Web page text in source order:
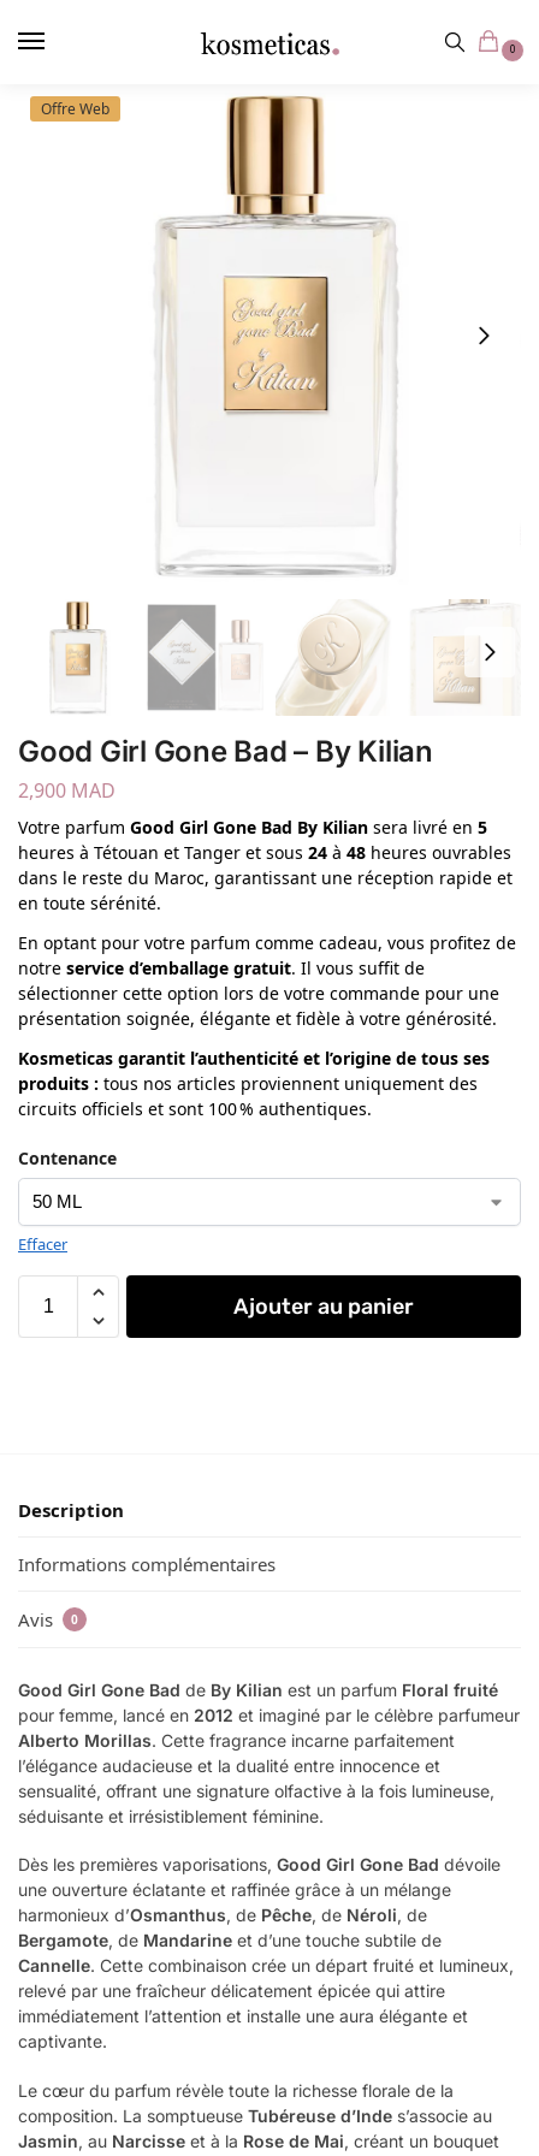
principal
0
Offre Web
Good Girl Gone Bad – By Kilian
2,900 MAD
Votre parfum Good Girl Gone Bad By Kilian sera livré en 5
heures à Tétouan et Tanger et sous 24 à 48 heures ouvrables
dans le reste du Maroc, garantissant une réception rapide et
en toute sérénité.
En optant pour votre parfum comme cadeau, vous profitez de
notre service d’emballage gratuit. Il vous suffit de
sélectionner cette option lors de votre commande pour une
présentation soignée, élégante et fidèle à votre générosité.
Kosmeticas garantit l’authenticité et l’origine de tous ses
produits : tous nos articles proviennent uniquement des
circuits officiels et sont 100 % authentiques.
Contenance
Effacer
Ajouter au panier
Description
Informations complémentaires
Avis 0
Good Girl Gone Bad de By Kilian est un parfum Floral fruité
pour femme, lancé en 2012 et imaginé par le célèbre parfumeur
Alberto Morillas. Cette fragrance incarne parfaitement
l’élégance audacieuse et la dualité entre innocence et
sensualité, offrant une signature olfactive à la fois lumineuse,
séduisante et irrésistiblement féminine.
Dès les premières vaporisations, Good Girl Gone Bad dévoile
une ouverture éclatante et raffinée grâce à un mélange
harmonieux d’Osmanthus, de Pêche, de Néroli, de
Bergamote, de Mandarine et d’une touche subtile de
Cannelle. Cette combinaison crée un départ fruité et lumineux,
relevé par une fraîcheur délicatement épicée qui attire
immédiatement l’attention et installe une aura élégante et
captivante.
Le cœur du parfum révèle toute la richesse florale de la
composition. La somptueuse Tubéreuse d’Inde s’associe au
Jasmin, au Narcisse et à la Rose de Mai, créant un bouquet